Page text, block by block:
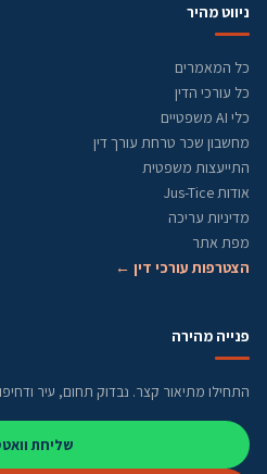
ניווט מהיר
כל המאמרים
כל עורכי הדין
כלי AI משפטיים
מחשבון שכר טרחת עורך דין
התייעצות משפטית
אודות Jus-Tice
מדיניות עריכה
מפת אתר
הצטרפות עורכי דין ←
פנייה מהירה
התחילו מתיאור קצר. נבדוק תחום, עיר
שליחת